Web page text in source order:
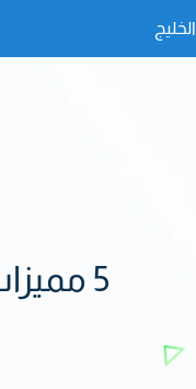
5 مميزات رائعة غير معرفة عن ترجمة قَوقل